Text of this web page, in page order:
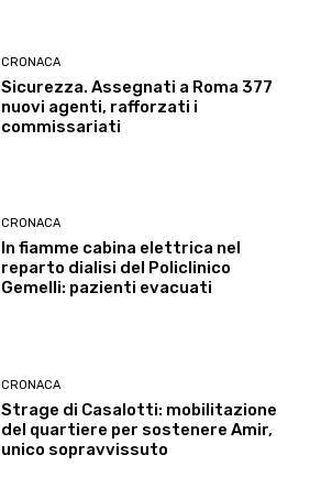
CRONACA
Sicurezza. Assegnati a Roma 377
nuovi agenti, rafforzati i
commissariati
CRONACA
In fiamme cabina elettrica nel
reparto dialisi del Policlinico
Gemelli: pazienti evacuati
CRONACA
Strage di Casalotti: mobilitazione
del quartiere per sostenere Amir,
unico sopravvissuto